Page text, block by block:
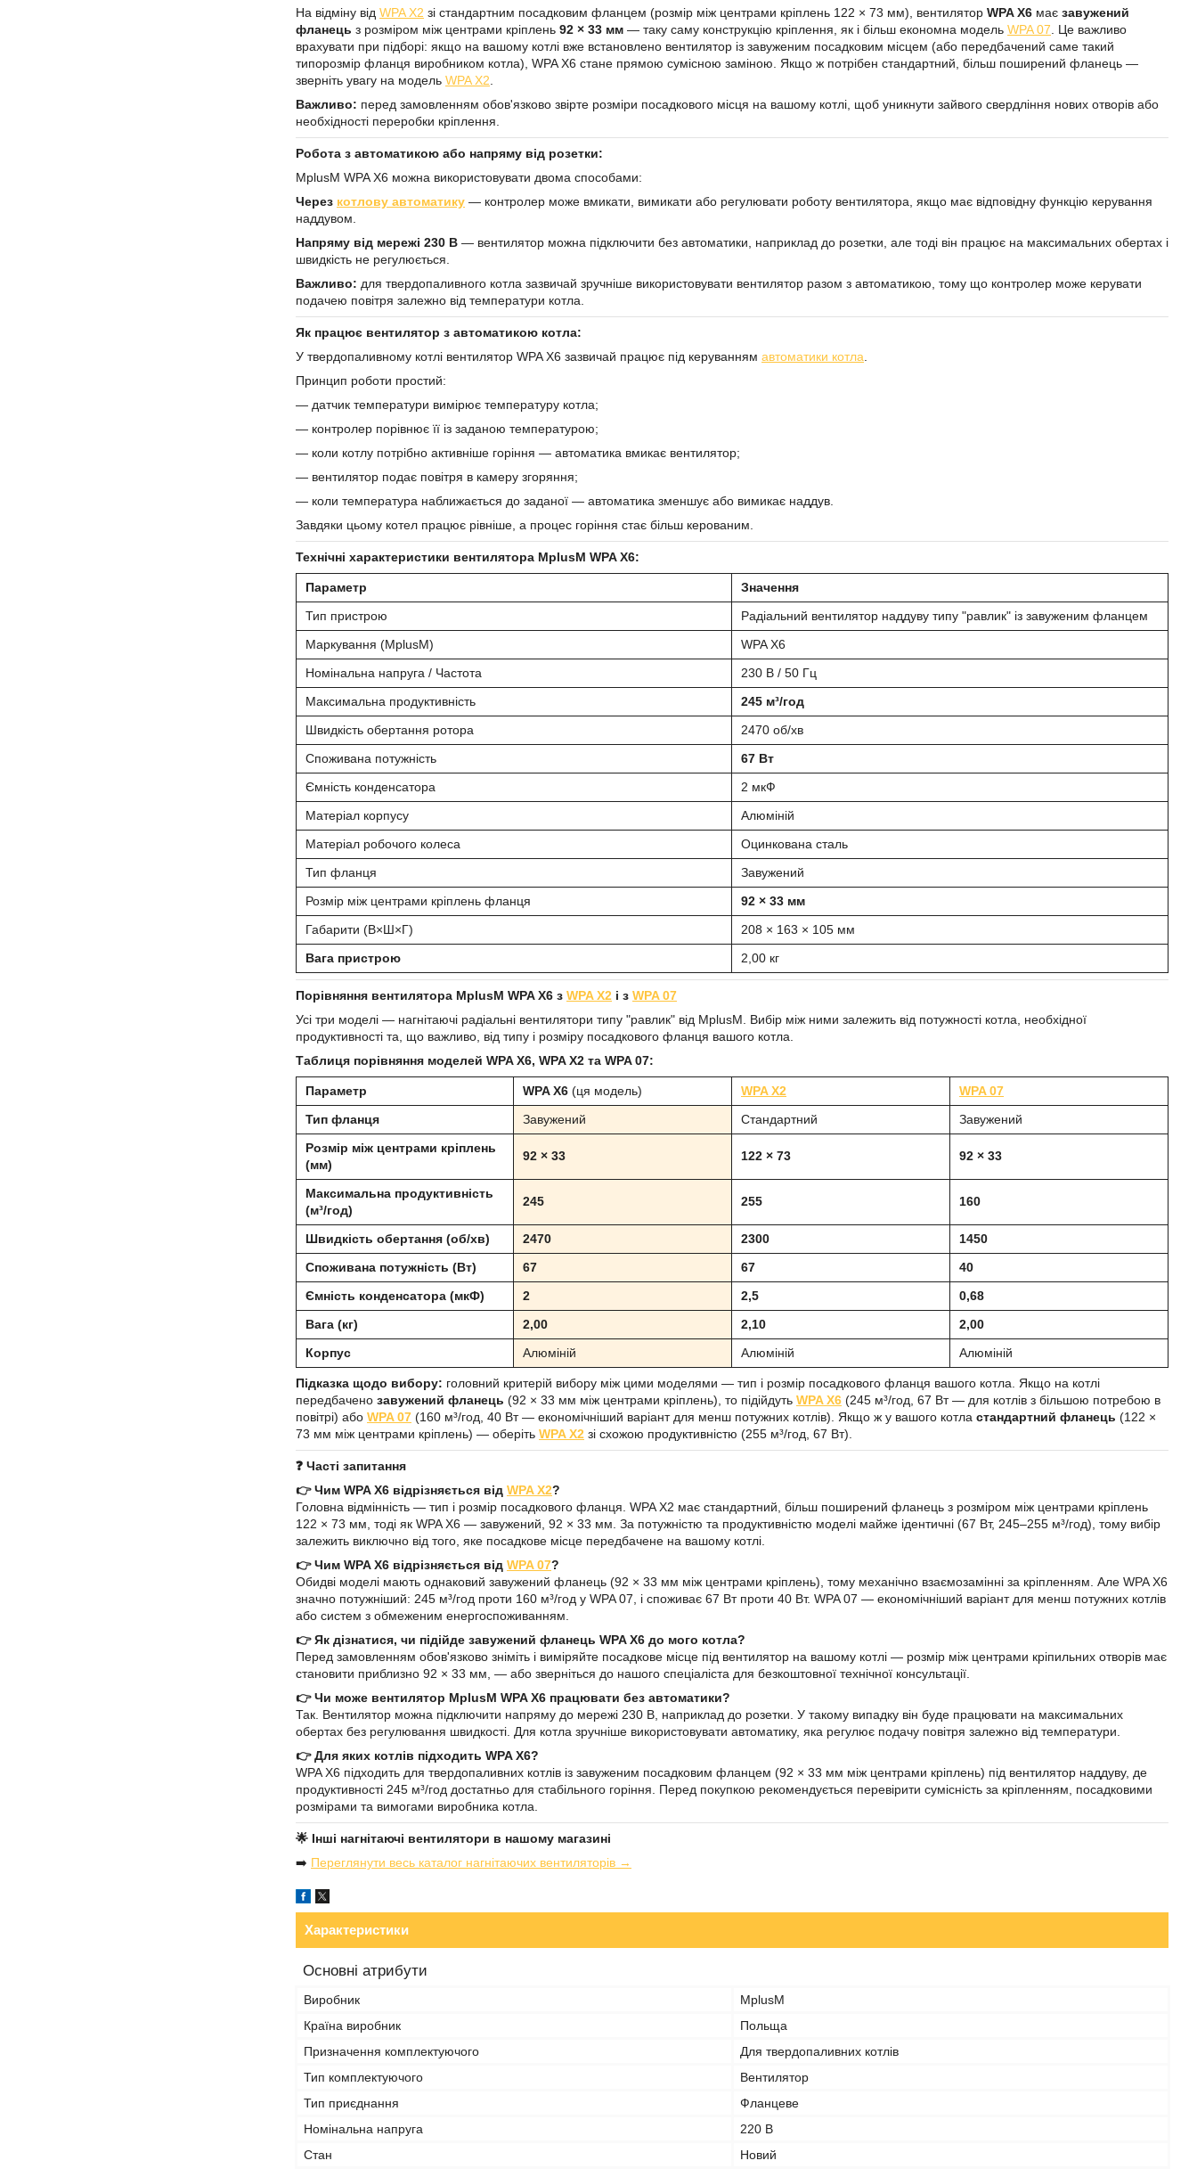
На відміну від WPA X2 зі стандартним посадковим фланцем (розмір між центрами кріплень 122 × 73 мм), вентилятор WPA X6 має завужений
фланець з розміром між центрами кріплень 92 × 33 мм — таку саму конструкцію кріплення, як і більш економна модель WPA 07 . Це важливо
врахувати при підборі: якщо на вашому котлі вже встановлено вентилятор із завуженим посадковим місцем (або передбачений саме такий
типорозмір фланця виробником котла), WPA X6 стане прямою сумісною заміною. Якщо ж потрібен стандартний, більш поширений фланець —
зверніть увагу на модель WPA X2
Важливо: перед замовленням обов'язково звірте розміри посадкового місця на вашому котлі, щоб уникнути зайвого свердління нових отворів або
необхідності переробки кріплення.
Робота з автоматикою або напряму від розетки:
MplusM WPA X6 можна використовувати двома способами:
Через котлову автоматику — контролер може вмикати, вимикати або регулювати роботу вентилятора, якщо має відповідну функцію керування
наддувом.
Напряму від мережі 230 В — вентилятор можна підключити без автоматики, наприклад до розетки, але тоді він працює на максимальних обертах і
швидкість не регулюється.
Важливо: для твердопаливного котла зазвичай зручніше використовувати вентилятор разом з автоматикою, тому що контролер може керувати
подачею повітря залежно від температури котла.
Як працює вентилятор з автоматикою котла:
У твердопаливному котлі вентилятор WPA X6 зазвичай працює під керуванням автоматики котла
Принцип роботи простий:
— датчик температури вимірює температуру котла;
— контролер порівнює її із заданою температурою;
— коли котлу потрібно активніше горіння — автоматика вмикає вентилятор;
— вентилятор подає повітря в камеру згоряння;
— коли температура наближається до заданої — автоматика зменшує або вимикає наддув.
Завдяки цьому котел працює рівніше, а процес горіння стає більш керованим.
Технічні характеристики вентилятора MplusM WPA X6:
Параметр
Значення
Тип пристрою
Радіальний вентилятор наддуву типу "равлик" із завуженим фланцем
Маркування (MplusM)
WPA X6
Номінальна напруга / Частота
230 В / 50 Гц
Максимальна продуктивність
245 м³/год
Швидкість обертання ротора
2470 об/хв
Споживана потужність
67 Вт
Ємність конденсатора
2 мкФ
Матеріал корпусу
Алюміній
Матеріал робочого колеса
Оцинкована сталь
Тип фланця
Завужений
Розмір між центрами кріплень фланця
92 × 33 мм
Габарити (В×Ш×Г)
208 × 163 × 105 мм
Вага пристрою
2,00 кг
Порівняння вентилятора MplusM WPA X6 з WPA X2 і з WPA 07
Усі три моделі — нагнітаючі радіальні вентилятори типу "равлик" від MplusM. Вибір між ними залежить від потужності котла, необхідної
продуктивності та, що важливо, від типу і розміру посадкового фланця вашого котла.
Таблиця порівняння моделей WPA X6, WPA X2 та WPA 07:
Параметр WPA X6 (ця модель) WPA X2
WPA 07
Тип фланця
Завужений Стандартний
Завужений
Розмір між центрами кріплень
(мм)
92 × 33 122 × 73 92 × 33
Максимальна продуктивність
(м³/год)
245 255 160
Швидкість обертання (об/хв) 2470 2300
1450
Споживана потужність (Вт)
67 67
40
Ємність конденсатора (мкФ)
2 2,5
0,68
Вага (кг)
2,00 2,10
2,00
Корпус
Алюміній Алюміній Алюміній
Підказка щодо вибору: головний критерій вибору між цими моделями — тип і розмір посадкового фланця вашого котла. Якщо на котлі
передбачено завужений фланець (92 × 33 мм між центрами кріплень), то підійдуть WPA X6 (245 м³/год, 67 Вт — для котлів з більшою потребою в
повітрі) або WPA 07 (160 м³/год, 40 Вт — економічніший варіант для менш потужних котлів). Якщо ж у вашого котла стандартний фланець (122 ×
73 мм між центрами кріплень) — оберіть WPA X2 зі схожою продуктивністю (255 м³/год, 67 Вт).
❓ Часті запитання
👉 Чим WPA X6 відрізняється від WPA X2?
Головна відмінність — тип і розмір посадкового фланця. WPA X2 має стандартний, більш поширений фланець з розміром між центрами кріплень
122 × 73 мм, тоді як WPA X6 — завужений, 92 × 33 мм. За потужністю та продуктивністю моделі майже ідентичні (67 Вт, 245–255 м³/год), тому вибір
залежить виключно від того, яке посадкове місце передбачене на вашому котлі.
👉 Чим WPA X6 відрізняється від WPA 07?
Обидві моделі мають однаковий завужений фланець (92 × 33 мм між центрами кріплень), тому механічно взаємозамінні за кріпленням. Але WPA X6
значно потужніший: 245 м³/год проти 160 м³/год у WPA 07, і споживає 67 Вт проти 40 Вт. WPA 07 — економічніший варіант для менш потужних котлів
або систем з обмеженим енергоспоживанням.
👉 Як дізнатися, чи підійде завужений фланець WPA X6 до мого котла?
Перед замовленням обов'язково зніміть і виміряйте посадкове місце під вентилятор на вашому котлі — розмір між центрами кріпильних отворів має
становити приблизно 92 × 33 мм, — або зверніться до нашого спеціаліста для безкоштовної технічної консультації.
👉 Чи може вентилятор MplusM WPA X6 працювати без автоматики?
Так. Вентилятор можна підключити напряму до мережі 230 В, наприклад до розетки. У такому випадку він буде працювати на максимальних
обертах без регулювання швидкості. Для котла зручніше використовувати автоматику, яка регулює подачу повітря залежно від температури.
👉 Для яких котлів підходить WPA X6?
WPA X6 підходить для твердопаливних котлів із завуженим посадковим фланцем (92 × 33 мм між центрами кріплень) під вентилятор наддуву, де
продуктивності 245 м³/год достатньо для стабільного горіння. Перед покупкою рекомендується перевірити сумісність за кріпленням, посадковими
розмірами та вимогами виробника котла.
🌟 Інші нагнітаючі вентилятори в нашому магазині
➡️ Переглянути весь каталог нагнітаючих вентиляторів →
Характеристики
Основні атрибути
Виробник
MplusM
Країна виробник
Польща
Призначення комплектуючого
Для твердопаливних котлів
Тип комплектуючого
Вентилятор
Тип приєднання
Фланцеве
Номінальна напруга
220 В
Стан
Новий